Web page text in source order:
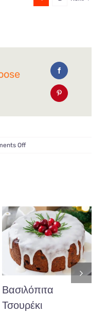
Offon
Βασιλόπιτα
Τσουρέκι